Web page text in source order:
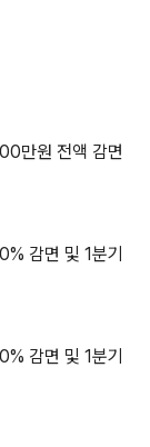
만원 전액 감면
감면 및 1분기
감면 및 1분기